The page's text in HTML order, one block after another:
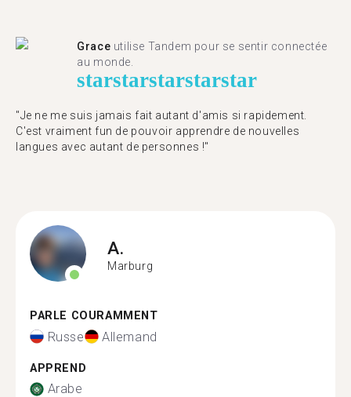
Grace utilise Tandem pour se sentir connectée
au monde.
starstarstarstarstar
"Je ne me suis jamais fait autant d'amis si rapidement.
C'est vraiment fun de pouvoir apprendre de nouvelles
langues avec autant de personnes !"
A.
Marburg
PARLE COURAMMENT
Russe Allemand
APPREND
Arabe